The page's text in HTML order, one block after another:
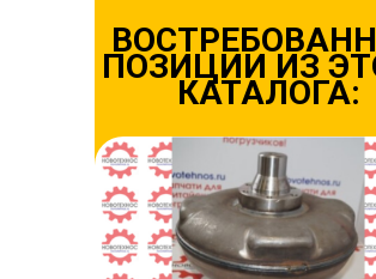
ПОЗИЦИИ ИЗ
КАТАЛОГА: